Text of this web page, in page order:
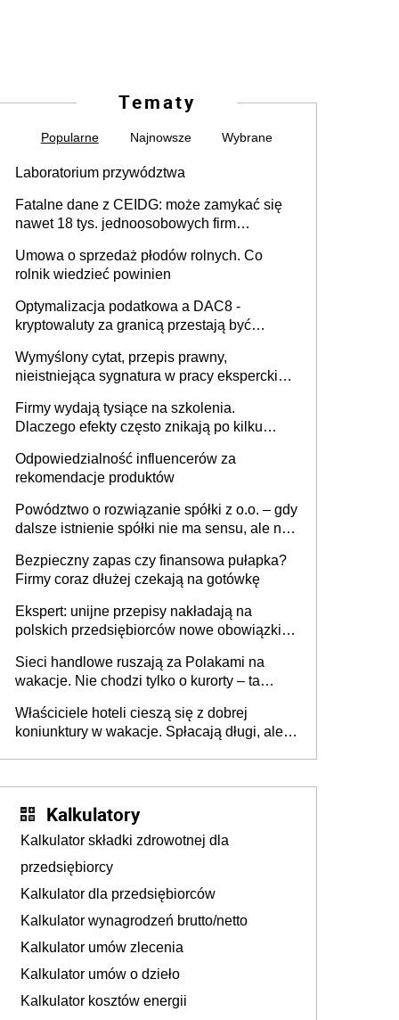
Tematy
Popularne Najnowsze Wybrane
Laboratorium przywództwa
Fatalne dane z CEIDG: może zamykać się
nawet 18 tys. jednoosobowych firm
Umowa o sprzedaż płodów rolnych. Co
rolnik wiedzieć powinien
Optymalizacja podatkowa a DAC8 -
kryptowaluty za granicą przestają być
Wymyślony cytat, przepis prawny,
nieistniejąca sygnatura w pracy eksperckiej -
firmie
Firmy wydają tysiące na szkolenia.
Dlaczego efekty często znikają po kilku
Odpowiedzialność influencerów za
rekomendacje produktów
Powództwo o rozwiązanie spółki z o.o. – gdy
dalsze istnienie spółki nie ma sensu, ale nie
Bezpieczny zapas czy finansowa pułapka?
Firmy coraz dłużej czekają na gotówkę
Ekspert: unijne przepisy nakładają na
polskich przedsiębiorców nowe obowiązki w
Sieci handlowe ruszają za Polakami na
wakacje. Nie chodzi tylko o kurorty – ta
tam, gdzie wielu spędzi urlop po cichu
Właściciele hoteli cieszą się z dobrej
koniunktury w wakacje. Spłacają długi, ale
Kalkulatory
Kalkulator składki zdrowotnej dla
przedsiębiorcy
Kalkulator dla przedsiębiorców
Kalkulator wynagrodzeń brutto/netto
Kalkulator umów zlecenia
Kalkulator umów o dzieło
Kalkulator kosztów energii